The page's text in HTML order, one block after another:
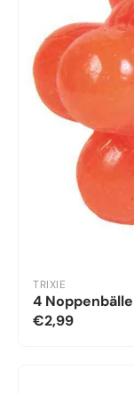
TRIXIE
4
€2,99